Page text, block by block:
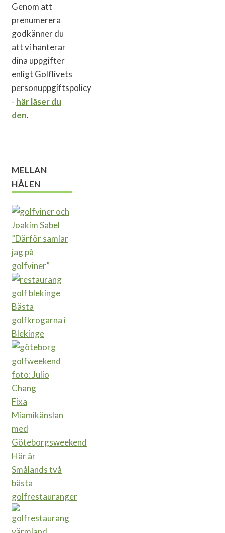
Genom att
prenumerera
godkänner du
att vi hanterar
dina uppgifter
enligt Golflivets
personuppgiftspolicy
- här läser du
den.
MELLAN
HÅLEN
”Därför samlar
jag på
golfviner”
Bästa
golfkrogarna i
Blekinge
Fixa
Miamikänslan
med
Göteborgsweekend
Här är
Smålands två
bästa
golfrestauranger